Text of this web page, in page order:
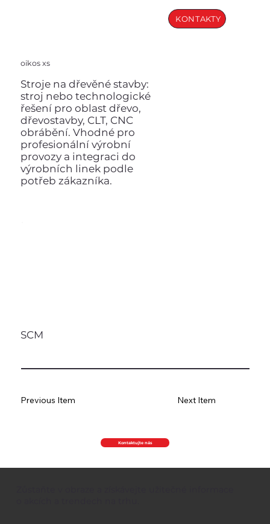
KONTAKTY
oikos xs
Stroje na dřevěné stavby:
stroj nebo technologické
řešení pro oblast dřevo,
dřevostavby, CLT, CNC
obrábění. Vhodné pro
profesionální výrobní
provozy a integraci do
výrobních linek podle
potřeb zákazníka.
SCM
Kontaktujte nás
Previous Item Next Item